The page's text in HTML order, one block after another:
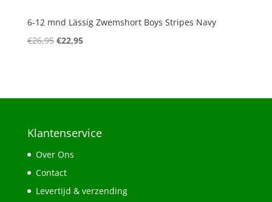
6-12 mnd Lässig Zwemshort Boys Stripes Navy
€26,95 Oorspronkelijke
€22,95Huidige
Klantenservice
Over Ons
Contact
Levertijd & verzending